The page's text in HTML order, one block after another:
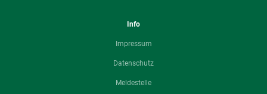
Info
Impressum
Datenschutz
Meldestelle